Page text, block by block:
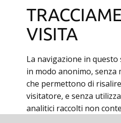
VISITA
La navigazione in
in modo anonimo, senza
che permettono di
visitatore, e senza
analitici raccolti non